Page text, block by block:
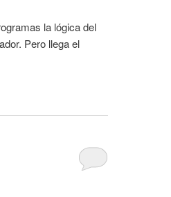
la lógica del
Pero llega el